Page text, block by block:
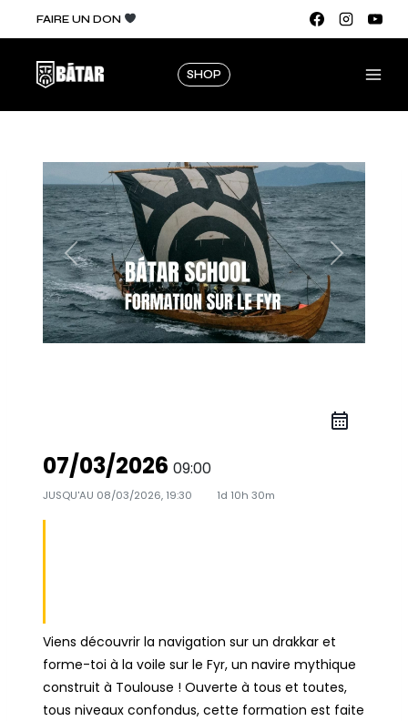
FAIRE UN DON
SHOP
07/03/2026 09:00
JUSQU'AU 08/03/2026, 19:30 1d 10h 30m
Viens découvrir la navigation sur un drakkar et
forme-toi à la voile sur le Fyr, un navire mythique
construit à Toulouse ! Ouverte à tous et toutes,
tous niveaux confondus, cette formation est faite